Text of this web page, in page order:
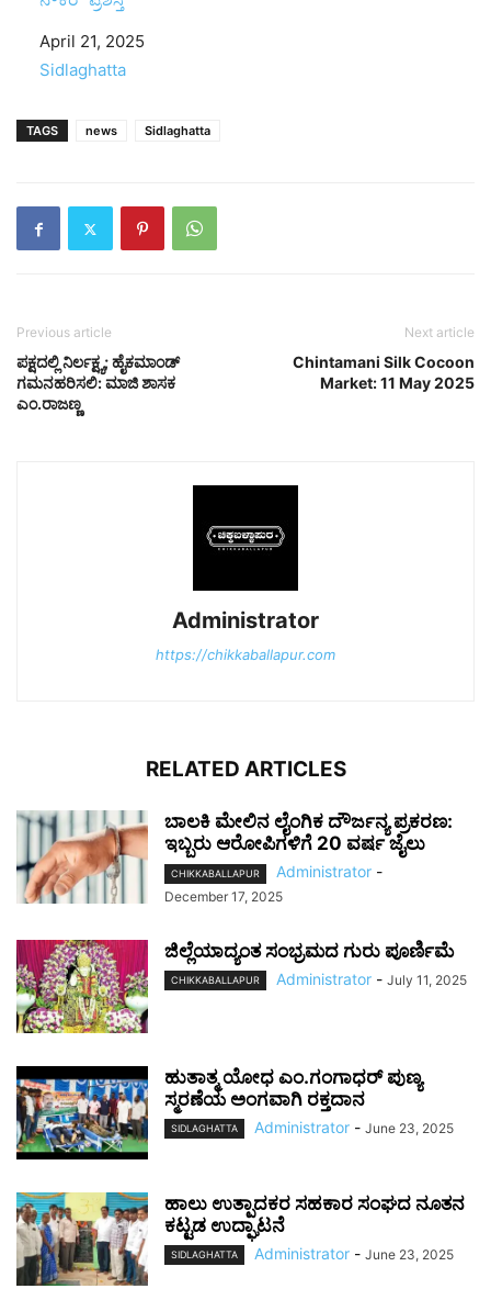
Date
April 21, 2025
In relation to
Sidlaghatta
TAGS news Sidlaghatta
Previous article
ಪಕ್ಷದಲ್ಲಿ ನಿರ್ಲಕ್ಷ್ಯ; ಹೈಕಮಾಂಡ್
ಗಮನಹರಿಸಲಿ: ಮಾಜಿ ಶಾಸಕ
ಎಂ.ರಾಜಣ್ಣ
Next article
Chintamani Silk Cocoon
Market: 11 May 2025
Administrator
https://chikkaballapur.com
RELATED ARTICLES
ಬಾಲಕಿ ಮೇಲಿನ ಲೈಂಗಿಕ ದೌರ್ಜನ್ಯ ಪ್ರಕರಣ:
ಇಬ್ಬರು ಆರೋಪಿಗಳಿಗೆ 20 ವರ್ಷ ಜೈಲು
CHIKKABALLAPUR Administrator -
December 17, 2025
ಜಿಲ್ಲೆಯಾದ್ಯಂತ ಸಂಭ್ರಮದ ಗುರು ಪೂರ್ಣಿಮೆ
CHIKKABALLAPUR Administrator - July 11, 2025
ಹುತಾತ್ಮ ಯೋಧ ಎಂ.ಗಂಗಾಧರ್ ಪುಣ್ಯ
ಸ್ಮರಣೆಯ ಅಂಗವಾಗಿ ರಕ್ತದಾನ
SIDLAGHATTA Administrator - June 23, 2025
ಹಾಲು ಉತ್ಪಾದಕರ ಸಹಕಾರ ಸಂಘದ ನೂತನ
ಕಟ್ಟಡ ಉದ್ಘಾಟನೆ
SIDLAGHATTA Administrator - June 23, 2025